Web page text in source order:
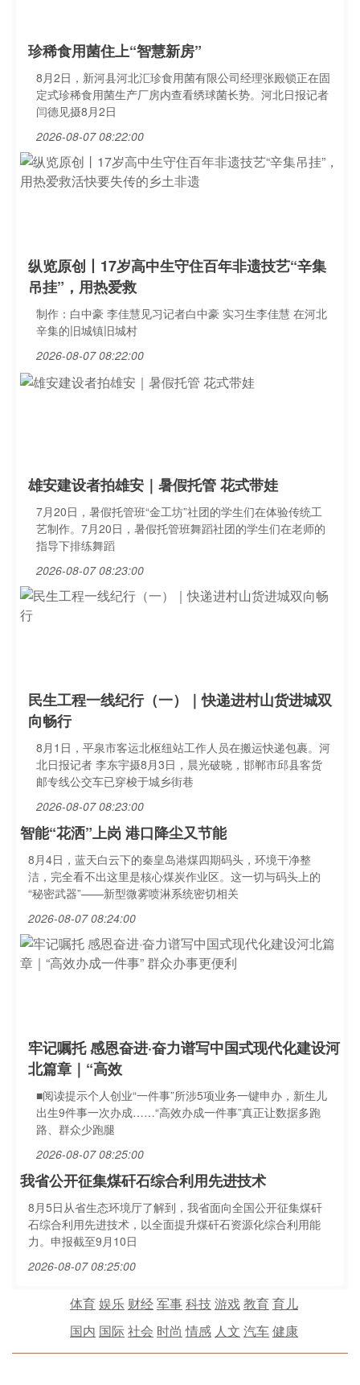
珍稀食用菌住上“智慧新房”
8月2日，新河县河北汇珍食用菌有限公司经理张殿锁正在固
定式珍稀食用菌生产厂房内查看绣球菌长势。河北日报记者
闫德见摄8月2日
2026-08-07 08:22:00
纵览原创丨17岁高中生守住百年非遗技艺“辛集
吊挂”，用热爱救
制作：白中豪 李佳慧见习记者白中豪 实习生李佳慧 在河北
辛集的旧城镇旧城村
2026-08-07 08:22:00
雄安建设者拍雄安｜暑假托管 花式带娃
7月20日，暑假托管班“金工坊”社团的学生们在体验传统工
艺制作。7月20日，暑假托管班舞蹈社团的学生们在老师的
指导下排练舞蹈
2026-08-07 08:23:00
民生工程一线纪行（一）｜快递进村山货进城双
向畅行
8月1日，平泉市客运北枢纽站工作人员在搬运快递包裹。河
北日报记者 李东宇摄8月3日，晨光破晓，邯郸市邱县客货
邮专线公交车已穿梭于城乡街巷
2026-08-07 08:23:00
智能“花洒”上岗 港口降尘又节能
8月4日，蓝天白云下的秦皇岛港煤四期码头，环境干净整
洁，完全看不出这里是核心煤炭作业区。这一切与码头上的
“秘密武器”——新型微雾喷淋系统密切相关
2026-08-07 08:24:00
牢记嘱托 感恩奋进·奋力谱写中国式现代化建设河
北篇章｜“高效
■阅读提示个人创业“一件事”所涉5项业务一键申办，新生儿
出生9件事一次办成……“高效办成一件事”真正让数据多跑
路、群众少跑腿
2026-08-07 08:25:00
我省公开征集煤矸石综合利用先进技术
8月5日从省生态环境厅了解到，我省面向全国公开征集煤矸
石综合利用先进技术，以全面提升煤矸石资源化综合利用能
力。申报截至9月10日
2026-08-07 08:25:00
体育娱乐 财经军事科技游戏教育育儿
国内 国际社会 时尚 情感 人文 汽车健康